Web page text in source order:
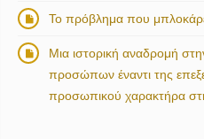
Το πρόβλημα που
Μια ιστορική αναδρομή
προσώπων έναντι της
προσωπικού χαρακτήρα